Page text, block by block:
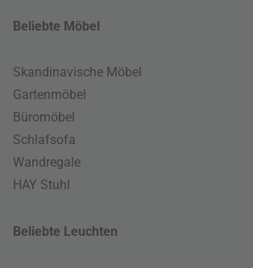
Beliebte Möbel
Skandinavische Möbel
Gartenmöbel
Büromöbel
Schlafsofa
Wandregale
HAY Stuhl
Beliebte Leuchten